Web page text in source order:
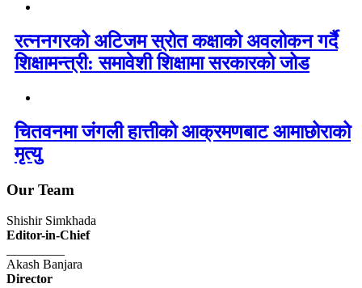
रत्ननगरको अटिजम स्रोत कक्षाको अवलोकन गर्दै
शिक्षामन्त्री: समावेशी शिक्षामा सरकारको जोड
चितवनमा जंगली हात्तीको आक्रमणबाट आमाछोराको
मृत्यु
Our Team
Shishir Simkhada
Editor-in-Chief
Akash Banjara
Director